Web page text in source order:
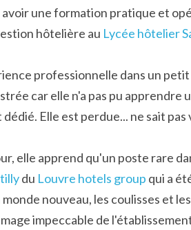
une formation pratique et
hôtelière au Lycée hôtelier
professionnelle dans un
car elle n'a pas pu apprendre
Elle est perdue... ne sait
elle apprend qu'un poste rare
du Louvre hotels group qui a
nouveau, les coulisses et
impeccable de